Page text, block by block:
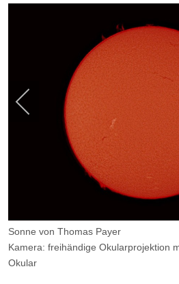
Sonne von Thomas Payer
Kamera: freihändige Okularprojektion
Okular